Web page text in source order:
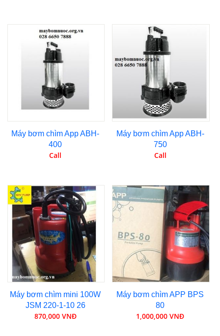
Máy bơm chìm App ABH-
400
Call
Máy bơm chìm App ABH-
750
Call
Máy bơm chìm mini 100W
JSM 220-1-10 26
870,000 VNĐ
Máy bơm chìm APP BPS
80
1,000,000 VNĐ